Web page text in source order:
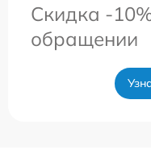
Скидка -
обращении